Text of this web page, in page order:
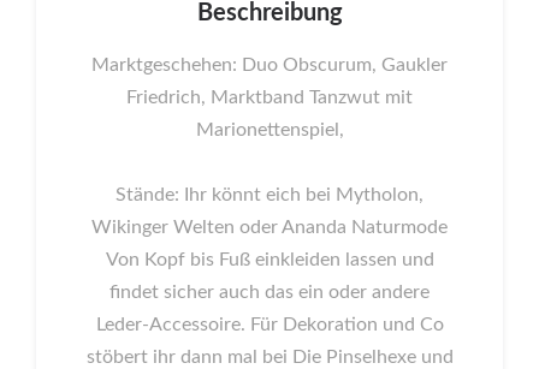
Beschreibung
Marktgeschehen: Duo Obscurum, Gaukler
Friedrich, Marktband Tanzwut mit
Marionettenspiel,
Stände: Ihr könnt eich bei Mytholon,
Wikinger Welten oder Ananda Naturmode
Von Kopf bis Fuß einkleiden lassen und
findet sicher auch das ein oder andere
Leder-Accessoire. Für Dekoration und Co
stöbert ihr dann mal bei Die Pinselhexe und